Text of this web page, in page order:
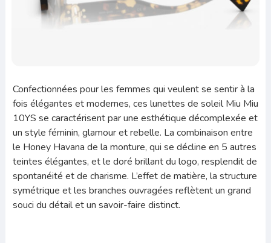
Confectionnées pour les femmes qui veulent se sentir à la
fois élégantes et modernes, ces lunettes de soleil Miu Miu
10YS se caractérisent par une esthétique décomplexée et
un style féminin, glamour et rebelle. La combinaison entre
le Honey Havana de la monture, qui se décline en 5 autres
teintes élégantes, et le doré brillant du logo, resplendit de
spontanéité et de charisme. L’effet de matière, la structure
symétrique et les branches ouvragées reflètent un grand
souci du détail et un savoir-faire distinct.